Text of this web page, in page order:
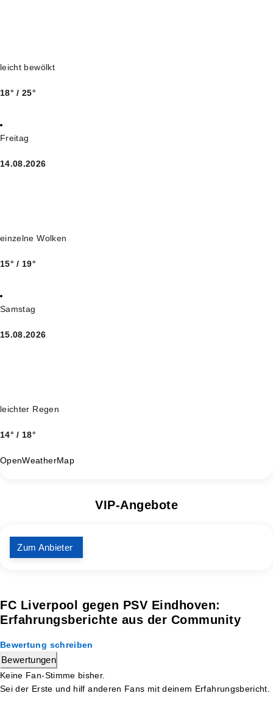
leicht bewölkt
18° / 25°
Freitag
14.08.2026
einzelne Wolken
15° / 19°
Samstag
15.08.2026
leichter Regen
14° / 18°
OpenWeatherMap
VIP-Angebote
Zum Anbieter
FC Liverpool gegen PSV Eindhoven:
Erfahrungsberichte aus der Community
Bewertung schreiben
Bewertungen
Keine Fan-Stimme bisher.
Sei der Erste und hilf anderen Fans mit deinem Erfahrungsbericht.